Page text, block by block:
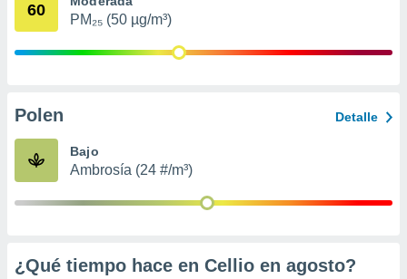
publicidad
de
1199
60
PM₂₅ (50 µg/m³)
Polen Detalle
Bajo
Ambrosía (24 #/m³)
¿Qué tiempo hace en Cellio en agosto?